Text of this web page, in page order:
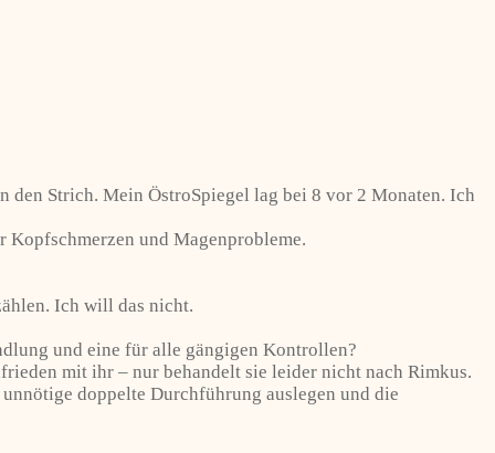
den Strich. Mein ÖstroSpiegel lag bei 8 vor 2 Monaten. Ich
Kopfschmerzen und Magenprobleme.
Ich will das nicht.
und eine für alle gängigen Kontrollen?
mit ihr – nur behandelt sie leider nicht nach Rimkus.
doppelte Durchführung auslegen und die